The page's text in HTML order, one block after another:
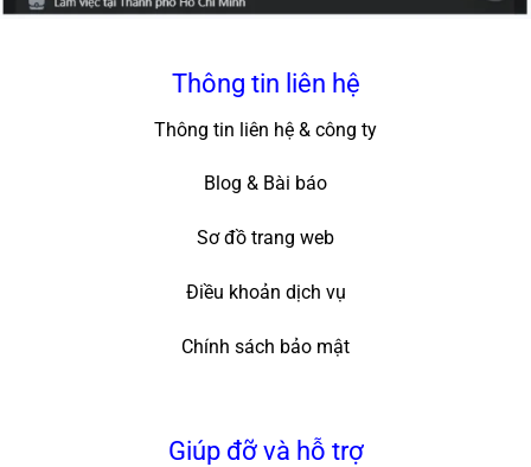
Thông tin liên hệ
Thông tin liên hệ & công ty
Blog & Bài báo
Sơ đồ trang web
Điều khoản dịch vụ
Chính sách bảo mật
Giúp đỡ và hỗ trợ